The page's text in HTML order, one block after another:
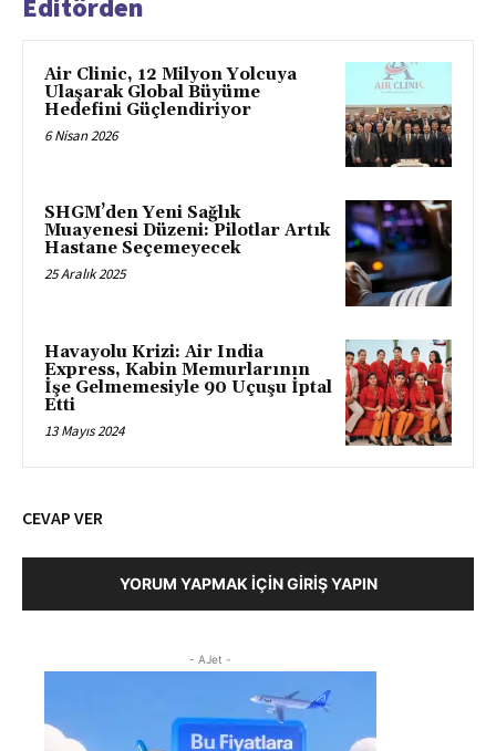
Air Clinic, 12 Milyon Yolcuya
Ulaşarak Global Büyüme
Hedefini Güçlendiriyor
6 Nisan 2026
SHGM’den Yeni Sağlık
Muayenesi Düzeni: Pilotlar Artık
Hastane Seçemeyecek
25 Aralık 2025
Havayolu Krizi: Air India
Express, Kabin Memurlarının
İşe Gelmemesiyle 90 Uçuşu İptal
Etti
13 Mayıs 2024
CEVAP VER
YORUM YAPMAK İÇIN GIRIŞ YAPIN
- AJet -